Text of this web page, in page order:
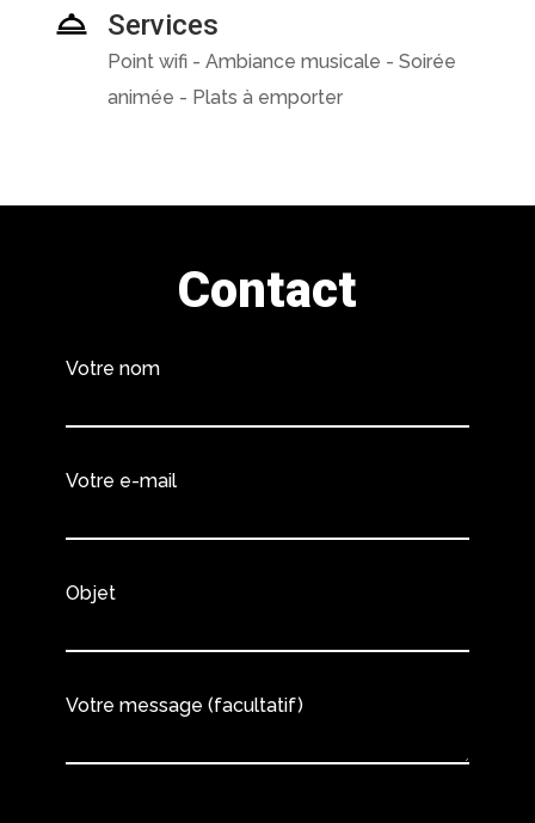
Services
Point wifi - Ambiance musicale - Soirée
animée - Plats à emporter
Contact
Votre nom
Votre e-mail
Objet
Votre message (facultatif)